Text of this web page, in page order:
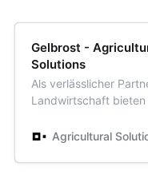
Gelbrost -
Solutions
Als verlässlicher
Landwirtschaft
ein rundes Portfolio
und Qualität Ihrer
Agricultural